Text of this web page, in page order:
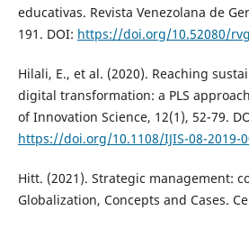
educativas. Revista Venezolana de
191. DOI: https://doi.org/10.52080/
Hilali, E., et al. (2020). Reaching
digital transformation: a PLS
of Innovation Science, 12(1), 52-79.
https://doi.org/10.1108/IJIS-08-2019-
Hitt. (2021). Strategic management:
Globalization, Concepts and Cases.